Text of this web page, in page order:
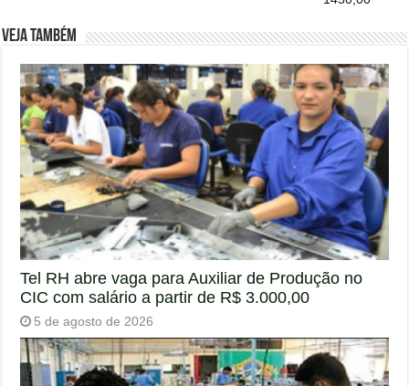
Veja também
Tel RH abre vaga para Auxiliar de Produção no
CIC com salário a partir de R$ 3.000,00
5 de agosto de 2026